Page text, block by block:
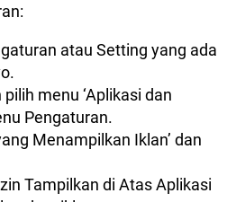
atau Setting yang ada
menu ‘Aplikasi dan
Pengaturan.
Menampilkan Iklan’ dan
Tampilkan di Atas Aplikasi